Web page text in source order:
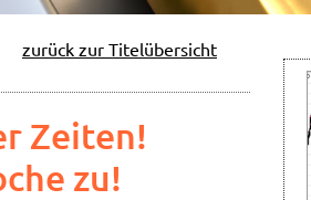
zurück zur Titelübersicht
Zeiten!
zu!